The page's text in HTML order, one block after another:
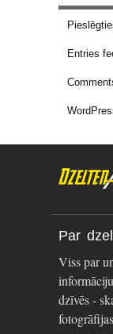
Entries
Par
Viss par
dzīvēs -